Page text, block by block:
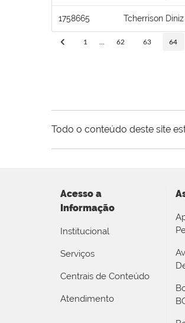
1758665 Tcherrison
1 62 63 64
Todo o conteúdo deste site
Acesso a
Informação
Institucional
Serviços
Centrais de Conteúdo
Atendimento